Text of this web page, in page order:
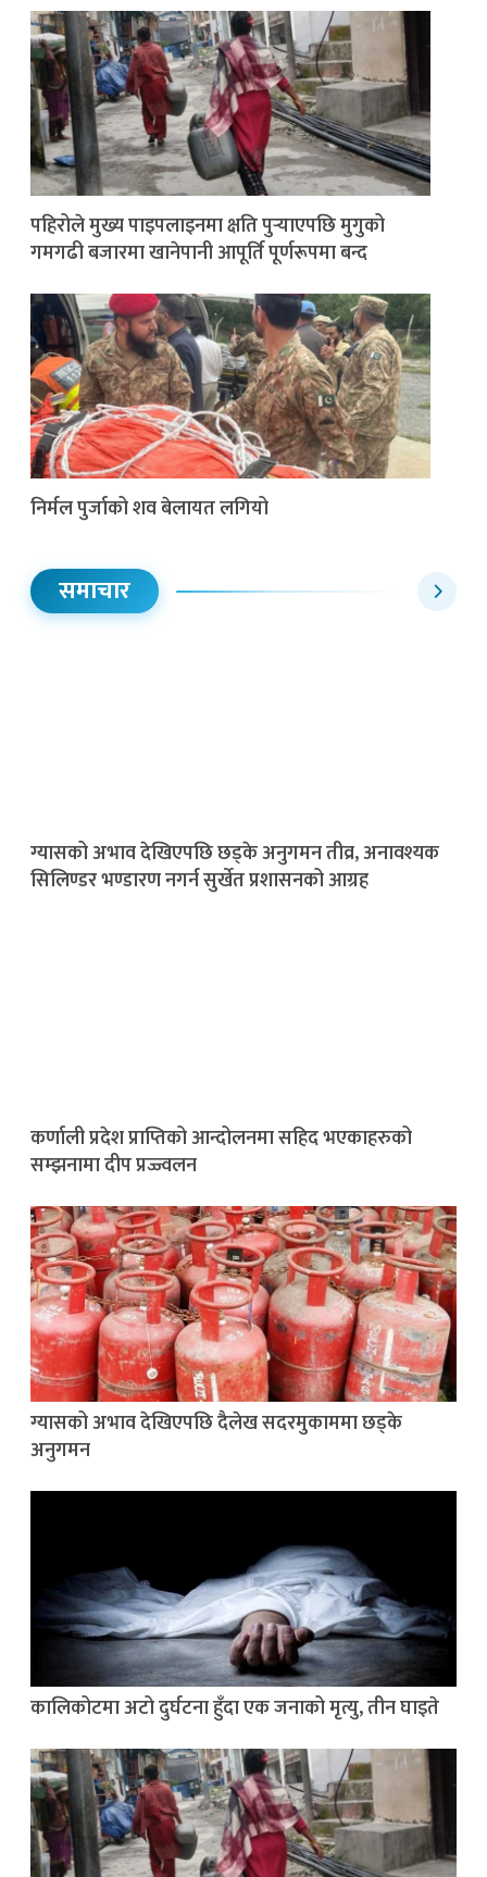
पहिरोले मुख्य पाइपलाइनमा क्षति पुर्‍याएपछि मुगुको
गमगढी बजारमा खानेपानी आपूर्ति पूर्णरूपमा बन्द
निर्मल पुर्जाको शव बेलायत लगियो
समाचार
ग्यासको अभाव देखिएपछि छड्के अनुगमन तीव्र, अनावश्यक
सिलिण्डर भण्डारण नगर्न सुर्खेत प्रशासनको आग्रह
कर्णाली प्रदेश प्राप्तिको आन्दोलनमा सहिद भएकाहरुको
सम्झनामा दीप प्रज्ज्वलन
ग्यासको अभाव देखिएपछि दैलेख सदरमुकाममा छड्के
अनुगमन
कालिकोटमा अटो दुर्घटना हुँदा एक जनाको मृत्यु, तीन घाइते